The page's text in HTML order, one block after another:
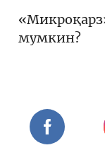
мумкин?